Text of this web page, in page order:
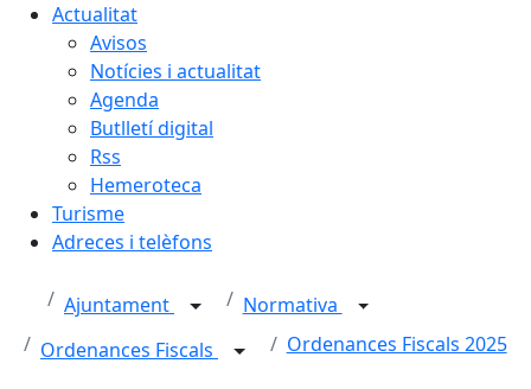
Actualitat
Avisos
Notícies i actualitat
Agenda
Butlletí digital
Rss
Hemeroteca
Turisme
Adreces i telèfons
Ajuntament
Normativa
Ordenances Fiscals
Ordenances Fiscals 2025